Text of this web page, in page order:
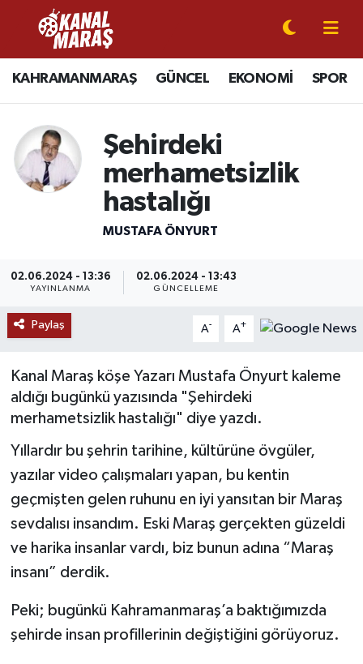
KAHRAMANMARAŞ GÜNCEL EKONOMİ SPOR
Şehirdeki
merhametsizlik
hastalığı
MUSTAFA ÖNYURT
02.06.2024 - 13:36
YAYINLANMA
02.06.2024 - 13:43
GÜNCELLEME
Paylaş A- A+
Kanal Maraş köşe Yazarı Mustafa Önyurt kaleme
aldığı bugünkü yazısında "Şehirdeki
merhametsizlik hastalığı" diye yazdı.
Yıllardır bu şehrin tarihine, kültürüne övgüler,
yazılar video çalışmaları yapan, bu kentin
geçmişten gelen ruhunu en iyi yansıtan bir Maraş
sevdalısı insandım. Eski Maraş gerçekten güzeldi
ve harika insanlar vardı, biz bunun adına “Maraş
insanı” derdik.
Peki; bugünkü Kahramanmaraş’a baktığımızda
şehirde insan profillerinin değiştiğini görüyoruz.
CANLI YAYIN
KAHRAMANMARAŞ
GÜNCEL
SPOR
SAĞLIK
BÖLGE
KEŞFET
POPÜLER
TREND
Kahramanmaraş Nöbetçi Eczaneler
Kahramanmaraş Hava Durumu
Kahramanmaraş Namaz Vakitleri
Kahramanmaraş Trafik Yoğunluk Haritası
Süper Lig Puan Durumu ve Fikstür
Tüm Manşetler